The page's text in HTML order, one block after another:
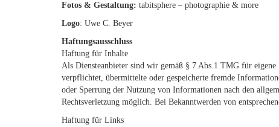
Fotos & Gestaltung: tabitsphere – photographie & more
Logo: Uwe C. Beyer
Haftungsausschluss
Haftung für Inhalte
Als Diensteanbieter sind wir gemäß § 7 Abs.1 TMG für
verpflichtet, übermittelte oder gespeicherte fremde
oder Sperrung der Nutzung von Informationen nach den
Rechtsverletzung möglich. Bei Bekanntwerden von
Haftung für Links